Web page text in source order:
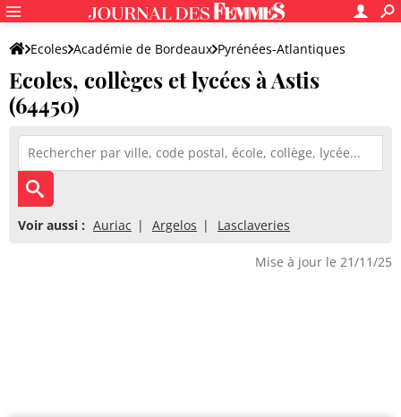
Ecoles Académie de Bordeaux Pyrénées-Atlantiques
Ecoles, collèges et lycées à Astis
(64450)
Voir aussi : Auriac Argelos Lasclaveries
Mise à jour le 21/11/25